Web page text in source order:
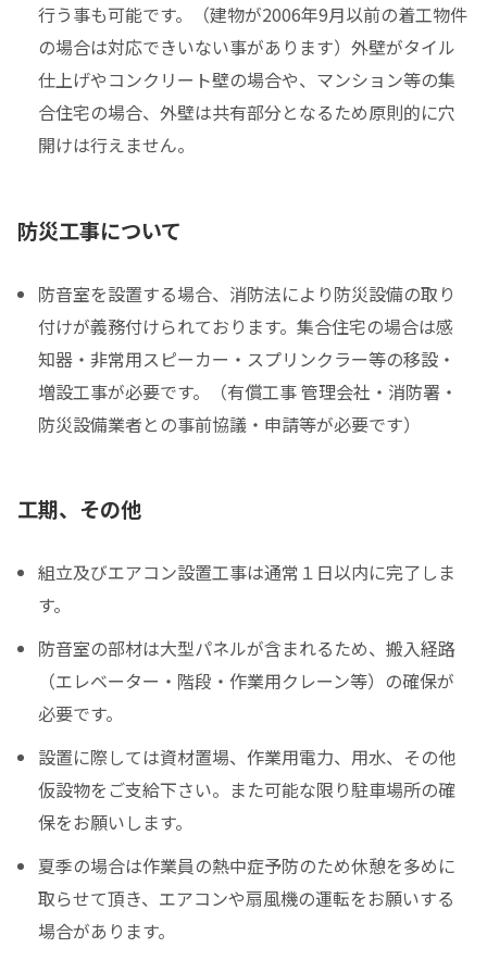
行う事も可能です。（建物が2006年9月以前の着工物件
の場合は対応できいない事があります）外壁がタイル
仕上げやコンクリート壁の場合や、マンション等の集
合住宅の場合、外壁は共有部分となるため原則的に穴
開けは行えません。
防災工事について
防音室を設置する場合、消防法により防災設備の取り
付けが義務付けられております。集合住宅の場合は感
知器・非常用スピーカー・スプリンクラー等の移設・
増設工事が必要です。（有償工事 管理会社・消防署・
防災設備業者との事前協議・申請等が必要です）
工期、その他
組立及びエアコン設置工事は通常１日以内に完了しま
す。
防音室の部材は大型パネルが含まれるため、搬入経路
（エレベーター・階段・作業用クレーン等）の確保が
必要です。
設置に際しては資材置場、作業用電力、用水、その他
仮設物をご支給下さい。また可能な限り駐車場所の確
保をお願いします。
夏季の場合は作業員の熱中症予防のため休憩を多めに
取らせて頂き、エアコンや扇風機の運転をお願いする
場合があります。